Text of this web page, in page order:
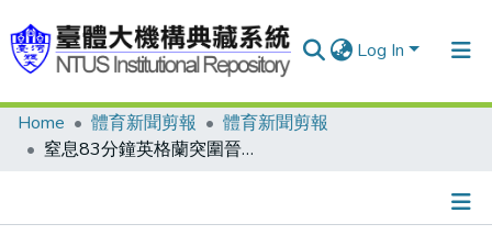
Log In
Communities & Collections
Home 體育新聞剪報
體育新聞剪報
窒息83分鐘英格蘭突圍晉16 耐心射…拚命射…射到地老天荒終於射破銅陣 2：0勝千里達/如果賽縮短10分鐘千里達還有本事搞零和/踢出「完全比賽」阿根廷有冠軍相/6：0阿根廷痛宰塞隊晉級 上下半場個三球妙射創本屆最多進球數 塞爾維亞幾淘汰/德國對誰都可以就是不要英格蘭/花花公子出奇招 辣妹照對抗球星